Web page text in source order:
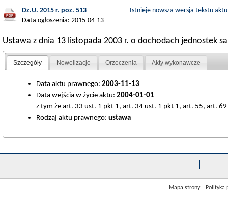
Dz.U. 2015 r. poz. 513
Data ogłoszenia: 2015-04-13
Istnieje nowsza wersja tekstu aktu
Ustawa z dnia 13 listopada 2003 r. o dochodach jednostek
Szczegóły Nowelizacje Orzeczenia Akty wykonawcze
Data aktu prawnego: 2003-11-13
Data wejścia w życie aktu: 2004-01-01
z tym że art. 33 ust. 1 pkt 1, art. 34 ust. 1 pkt 1, art. 55, art.
Rodzaj aktu prawnego: ustawa
Mapa strony Polityka